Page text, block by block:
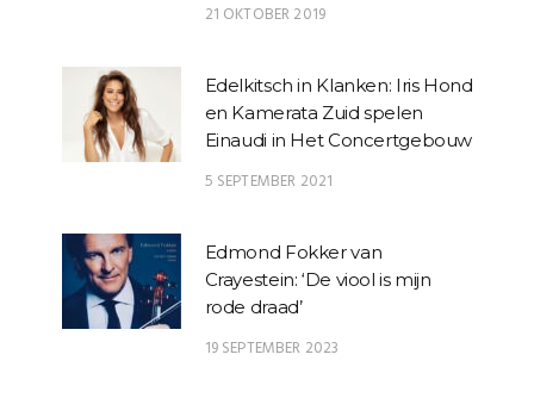
21 OKTOBER 2019
Edelkitsch in Klanken: Iris Hond
en Kamerata Zuid spelen
Einaudi in Het Concertgebouw
5 SEPTEMBER 2021
Edmond Fokker van
Crayestein: ‘De viool is mijn
rode draad’
19 SEPTEMBER 2023